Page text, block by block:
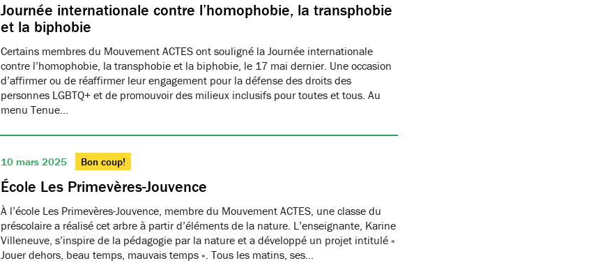
Journée internationale contre l’homophobie, la transphobie
et la biphobie
Certains membres du Mouvement ACTES ont souligné la Journée internationale
contre l’homophobie, la transphobie et la biphobie, le 17 mai dernier. Une occasion
d’affirmer ou de réaffirmer leur engagement pour la défense des droits des
personnes LGBTQ+ et de promouvoir des milieux inclusifs pour toutes et tous. Au
menu Tenue…
10 mars 2025 Bon coup!
École Les Primevères-Jouvence
À l’école Les Primevères-Jouvence, membre du Mouvement ACTES, une classe du
préscolaire a réalisé cet arbre à partir d’éléments de la nature. L’enseignante, Karine
Villeneuve, s’inspire de la pédagogie par la nature et a développé un projet intitulé «
Jouer dehors, beau temps, mauvais temps ». Tous les matins, ses…